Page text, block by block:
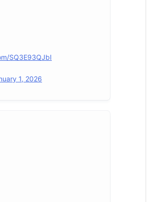
SQ3E93QJbI
1, 2026